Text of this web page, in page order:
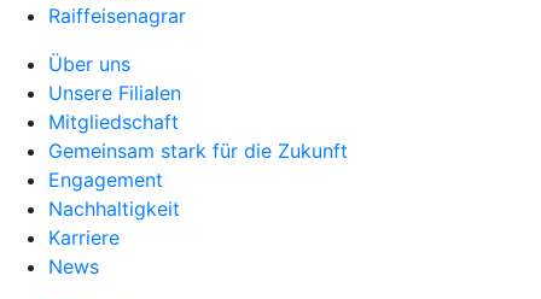
Raiffeisenagrar
Über uns
Unsere Filialen
Mitgliedschaft
Gemeinsam stark für die Zukunft
Engagement
Nachhaltigkeit
Karriere
News